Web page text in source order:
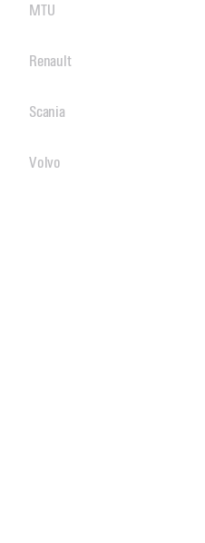
MTU
Renault
Scania
Volvo